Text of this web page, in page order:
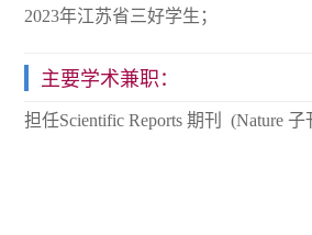
2023年江苏省三好学生；
主要学术兼职：
担任Scientific Reports 期刊 (Nature